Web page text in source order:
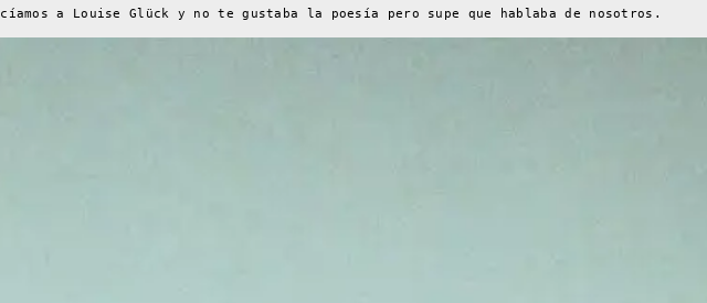
a Louise Glück y no te gustaba la poesía pero supe que hablaba de nosotros.